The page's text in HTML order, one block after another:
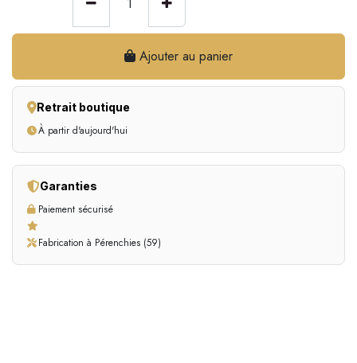
Ajouter au panier
Retrait boutique
À partir d'aujourd'hui
Garanties
Paiement sécurisé
Fabrication à Pérenchies (59)